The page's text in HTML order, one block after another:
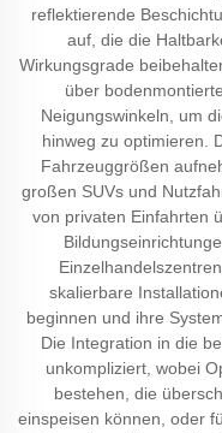
reflektierende
auf, die die
Wirkungsgrade
über
Neigungswinkeln, um
hinweg zu optimieren.
Fahrzeuggrößen
großen SUVs und
von privaten Einfahrten
skalierbare
beginnen und ihre
Die Integration in die
unkompliziert, wobei
bestehen, die
einspeisen können, oder